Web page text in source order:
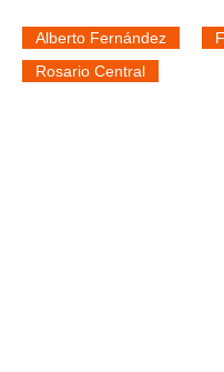
Alberto Fernández
Rosario Central